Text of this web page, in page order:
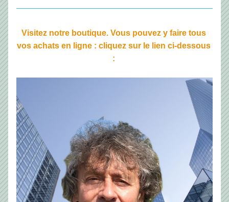
Visitez notre boutique. Vous pouvez y faire tous
vos achats en ligne : cliquez sur le lien ci-dessous
: